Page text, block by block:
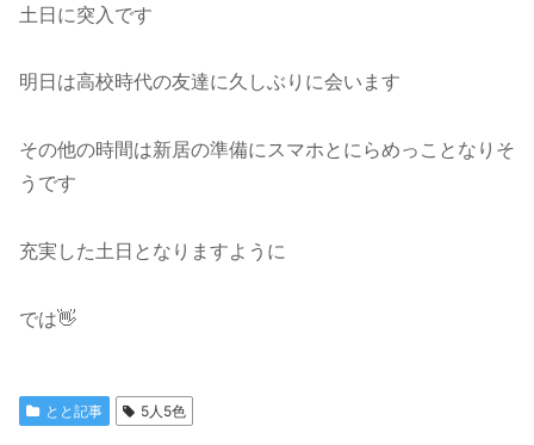
土日に突入です
明日は高校時代の友達に久しぶりに会います
その他の時間は新居の準備にスマホとにらめっことなりそ
うです
充実した土日となりますように
では👋
とと記事 5人5色